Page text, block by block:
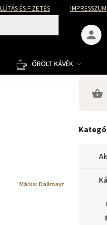
ÉS FIZETÉS IMPRESSZUM
ŐRÖLT KÁVÉK
Márka: Dallmayr